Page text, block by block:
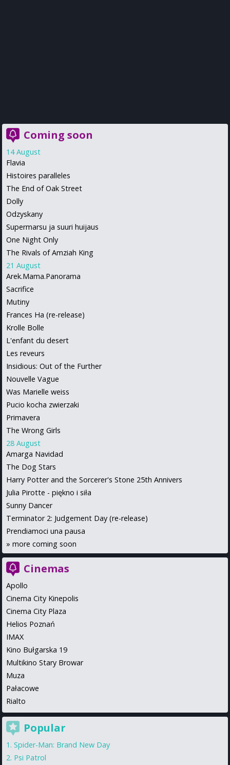
Coming soon
14 August
Flavia
Histoires paralleles
The End of Oak Street
Dolly
Odzyskany
Supermarsu ja suuri huijaus
One Night Only
The Rivals of Amziah King
21 August
Arek.Mama.Panorama
Sacrifice
Mutiny
Frances Ha (re-release)
Krolle Bolle
L'enfant du desert
Les reveurs
Insidious: Out of the Further
Nouvelle Vague
Was Marielle weiss
Pucio kocha zwierzaki
Primavera
The Wrong Girls
28 August
Amarga Navidad
The Dog Stars
Harry Potter and the Sorcerer's Stone 25th Annivers
Julia Pirotte - piękno i siła
Sunny Dancer
Terminator 2: Judgement Day (re-release)
Prendiamoci una pausa
» more coming soon
Cinemas
Apollo
Cinema City Kinepolis
Cinema City Plaza
Helios Poznań
IMAX
Kino Bułgarska 19
Multikino Stary Browar
Muza
Pałacowe
Rialto
Popular
Spider-Man: Brand New Day
Psi Patrol